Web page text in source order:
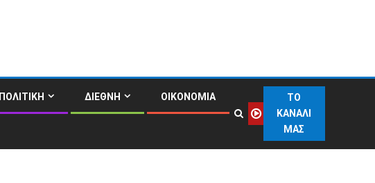
ΠΟΛΙΤΙΚΗ ΔΙΕΘΝΗ ΟΙΚΟΝΟΜΙΑ
ΤΟ
ΚΑΝΑΛΙ
ΜΑΣ